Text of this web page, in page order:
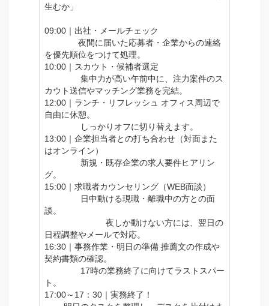
生むか」
09:00｜出社・メールチェック
夜間に届いた応募者・企業からの連絡
を優先順位をつけて処理。
10:00｜スカウト・候補者選定
集中力が高い午前中に、注力案件のス
カウト送信やマッチング業務を完結。
12:00｜ランチ・リフレッシュ オフィス周辺で
自由に休憩。
しっかりオフに切り替えます。
13:00｜企業担当者との打ち合わせ（対面また
はオンライン）
新規・既存企業の求人要件ヒアリン
グ。
15:00｜求職者カウンセリング（WEB面談）
日中動ける現職・離職中の方との面
談。
夜しか動けない方には、翌日の
日程調整やメールで対応。
16:30｜事務作業・明日の準備 推薦文の作成や
契約書類の確認。
17時の業務終了に向けてラストスパー
ト。
17:00～17：30｜実務終了！